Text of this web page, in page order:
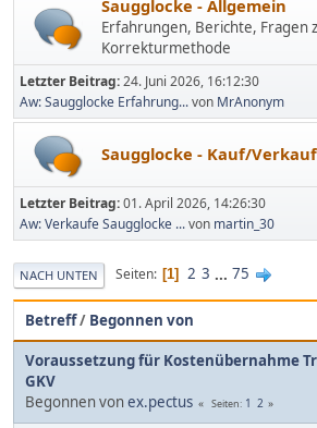
Saugglocke - Allgemein
Erfahrungen, Berichte, Fragen
Korrekturmethode
Letzter Beitrag:24. Juni 2026, 16:12:30
Aw: Saugglocke Erfahrung...von MrAnonym
Saugglocke - Kauf/Verkauf
Letzter Beitrag:01. April 2026, 14:26:30
Aw: Verkaufe Saugglocke ...von martin_30
NACH UNTEN Seiten 1 2 3 ... 75
Betreff/ Begonnen von
Voraussetzung für Kostenübernahme
GKV
Begonnen vonex.pectus Seiten 1 2